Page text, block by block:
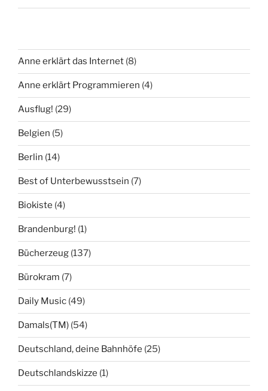
Anne erklärt das Internet (8)
Anne erklärt Programmieren (4)
Ausflug! (29)
Belgien (5)
Berlin (14)
Best of Unterbewusstsein (7)
Biokiste (4)
Brandenburg! (1)
Bücherzeug (137)
Bürokram (7)
Daily Music (49)
Damals(TM) (54)
Deutschland, deine Bahnhöfe (25)
Deutschlandskizze (1)